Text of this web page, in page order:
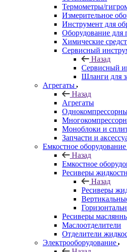
Термометры/
Измерительное
Инструмент для
Оборудование для
Химические
Сервисный
Назад
Сервисный
Шланги для
Агрегаты
Назад
Агрегаты
Моноблоки и
Запчасти и
Емкостное оборудование
Назад
Емкостное
Ресиверы
Назад
Ресиверы
Ресиверы
Маслоотделители
Отделители
Электрооборудование